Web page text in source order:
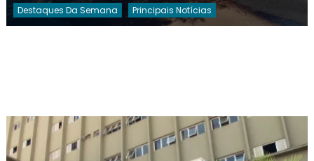
Destaques Da Semana Principais Notícias